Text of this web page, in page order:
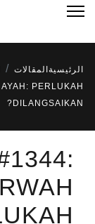
الرئيسية المقالات
PERLUKAH
DILANGSAIKAN?